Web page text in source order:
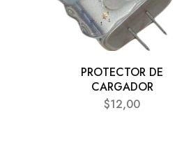
PROTECTOR DE
CARGADOR
$12,00